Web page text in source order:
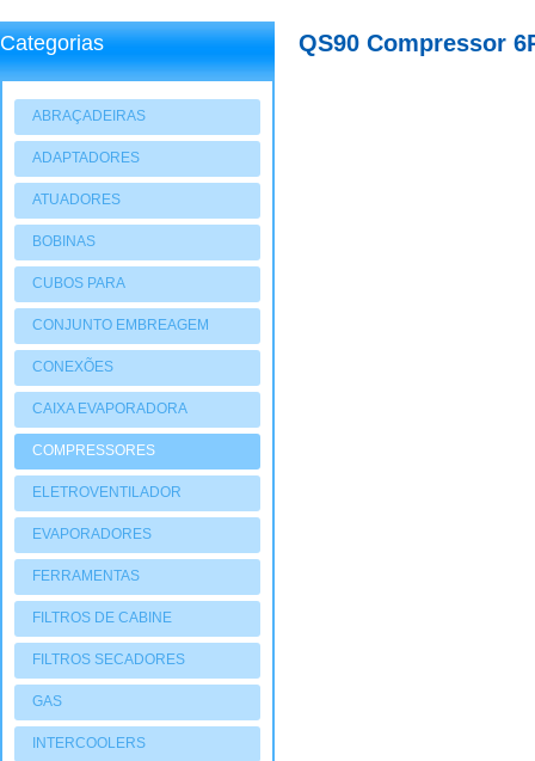
Categorias
ABRAÇADEIRAS
ADAPTADORES
ATUADORES
PNEUMATIOCOS
BOBINAS
CUBOS PARA
COMPRESSORES
CONJUNTO EMBREAGEM
CONEXÕES
CAIXA EVAPORADORA
COMPRESSORES
ELETROVENTILADOR
EVAPORADORES
FERRAMENTAS
FILTROS DE CABINE
FILTROS SECADORES
GAS
INTERCOOLERS
QS90 Compressor